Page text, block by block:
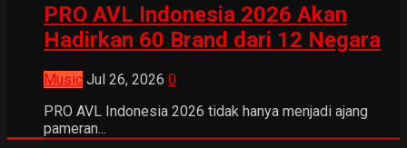
PRO AVL Indonesia 2026 Akan
Hadirkan 60 Brand dari 12 Negara
Music Jul 26, 2026 0
PRO AVL Indonesia 2026 tidak hanya menjadi ajang
pameran...